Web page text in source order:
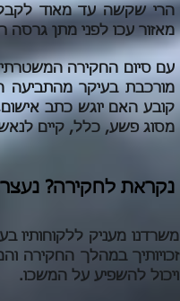
הרי שקשה עד מאוד לקבל
מאזור עכו לפני מתן
עם סיום החקירה
מורכבת בעיקר מהתביעה
קובע האם יוגש כתב
מסוג פשע, כלל, קיים
נקראת לחקירה?
משרדנו מעניק ללקוחותיו
זכויותיך במהלך החקירה
ויכול להשפיע על המשכו.